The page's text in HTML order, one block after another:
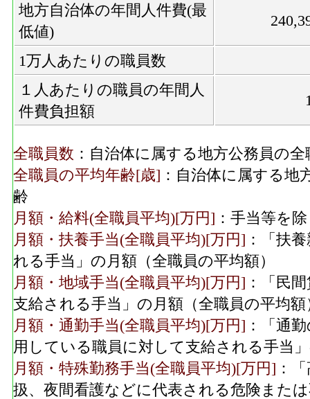
地方自治体の年間人件費(最
低値)
1万人あたりの職員数
１人あたりの職員の年間人
件費負担額
全職員数 ：自治体に属する地方公務員の
全職員の平均年齢[歳] ：自治体に属する地
齢
月額・給料(全職員平均)[万円] ：手当等を
月額・扶養手当(全職員平均)[万円] ：「扶
れる手当」の月額（全職員の平均額）
月額・地域手当(全職員平均)[万円] ：「民
支給される手当」の月額（全職員の平均額
月額・通勤手当(全職員平均)[万円] ：「通
用している職員に対して支給される手当
月額・特殊勤務手当(全職員平均)[万円] ：
扱、夜間看護などに代表される危険また